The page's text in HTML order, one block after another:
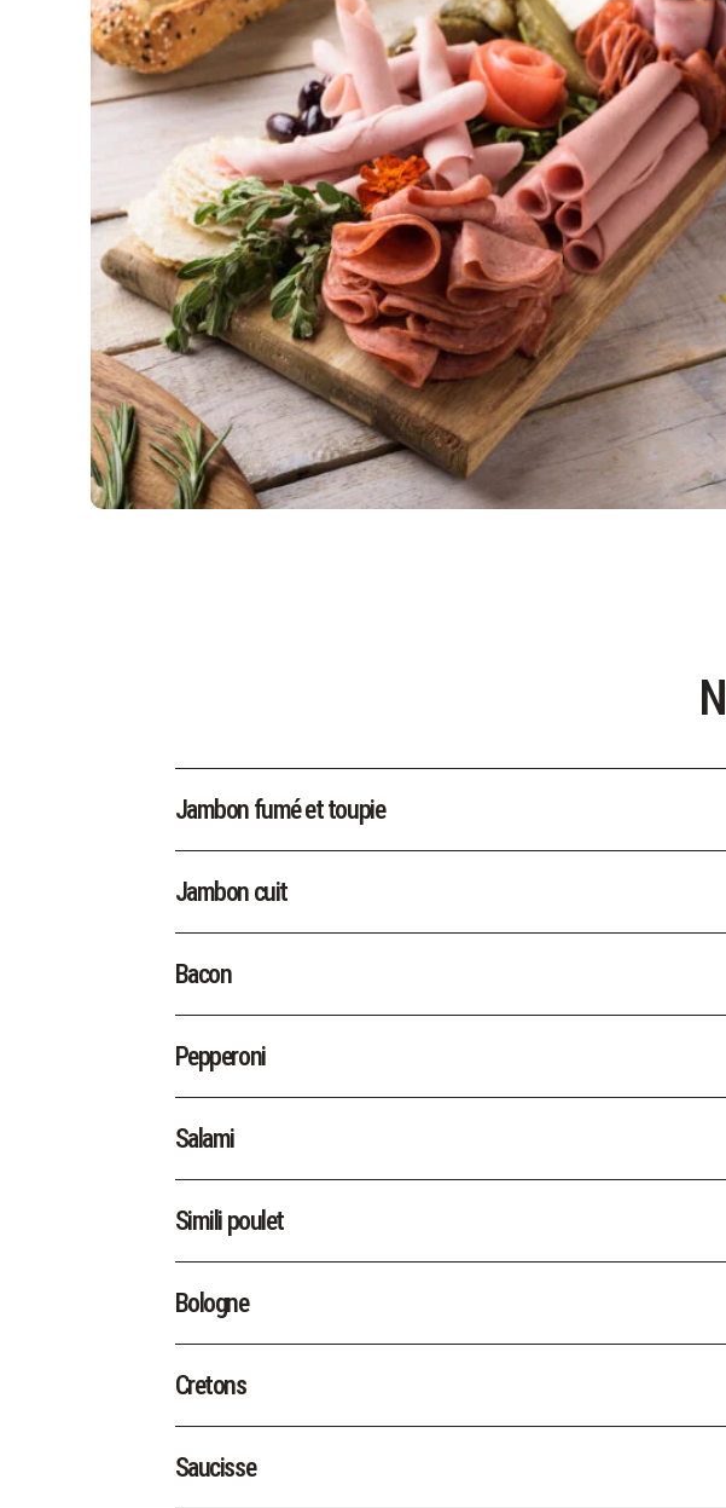
Jambon fumé et toupie
Jambon cuit
Bacon
Pepperoni
Salami
Simili poulet
Bologne
Cretons
Saucisse